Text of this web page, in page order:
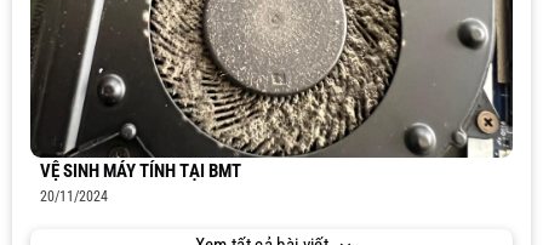
VỆ SINH MÁY TÍNH TẠI BMT
20/11/2024